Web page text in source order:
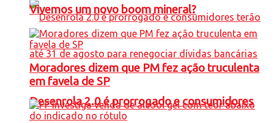
Desenrola 2.0 é prorrogado e consumidores
Vivemos um novo boom mineral?
Moradores dizem que PM fez ação truculenta
em favela de SP